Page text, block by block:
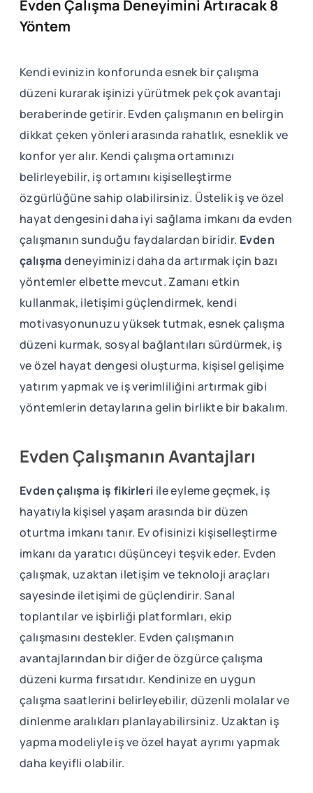
Evden Çalışma Deneyimini Artıracak 8
Yöntem
Kendi evinizin konforunda esnek bir çalışma
düzeni kurarak işinizi yürütmek pek çok avantajı
beraberinde getirir. Evden çalışmanın en belirgin
dikkat çeken yönleri arasında rahatlık, esneklik ve
konfor yer alır. Kendi çalışma ortamınızı
belirleyebilir, iş ortamını kişiselleştirme
özgürlüğüne sahip olabilirsiniz. Üstelik iş ve özel
hayat dengesini daha iyi sağlama imkanı da evden
çalışmanın sunduğu faydalardan biridir. Evden
çalışmadeneyiminizi daha da artırmak için bazı
yöntemler elbette mevcut. Zamanı etkin
kullanmak, iletişimi güçlendirmek, kendi
motivasyonunuzu yüksek tutmak, esnek çalışma
düzeni kurmak, sosyal bağlantıları sürdürmek, iş
ve özel hayat dengesi oluşturma, kişisel gelişime
yatırım yapmak ve iş verimliliğini artırmak gibi
yöntemlerin detaylarına gelin birlikte bir bakalım.
Evden Çalışmanın Avantajları
Evden çalışma iş fikirleri ile eyleme geçmek, iş
hayatıyla kişisel yaşam arasında bir düzen
oturtma imkanı tanır. Ev ofisinizi kişiselleştirme
imkanı da yaratıcı düşünceyi teşvik eder. Evden
çalışmak, uzaktan iletişim ve teknoloji araçları
sayesinde iletişimi de güçlendirir. Sanal
toplantılar ve işbirliği platformları, ekip
çalışmasını destekler. Evden çalışmanın
avantajlarından bir diğer de özgürce çalışma
düzeni kurma fırsatıdır. Kendinize en uygun
çalışma saatlerini belirleyebilir, düzenli molalar ve
dinlenme aralıkları planlayabilirsiniz. Uzaktan iş
yapma modeliyle iş ve özel hayat ayrımı yapmak
daha keyifli olabilir.